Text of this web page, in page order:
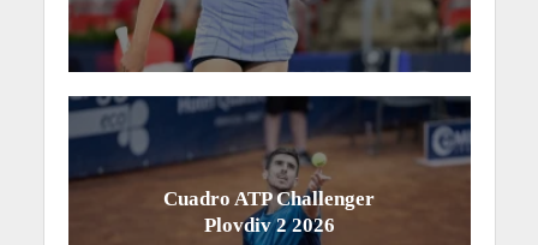
Cuadro ATP Challenger
Plovdiv 2 2026